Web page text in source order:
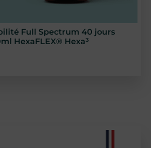
Full Spectrum 40 jours
HexaFLEX® Hexa³